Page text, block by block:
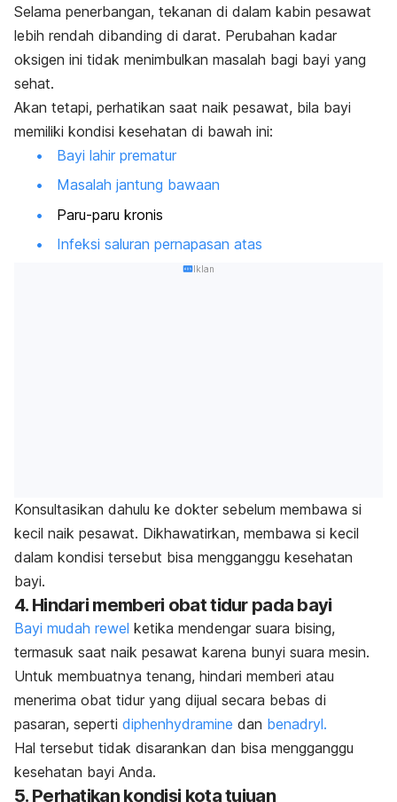
Selama penerbangan, tekanan di dalam kabin pesawat
lebih rendah dibanding di darat. Perubahan kadar
oksigen ini tidak menimbulkan masalah bagi bayi yang
sehat.
Akan tetapi, perhatikan saat naik pesawat, bila bayi
memiliki kondisi kesehatan di bawah ini:
Bayi lahir prematur
Masalah jantung bawaan
Paru-paru kronis
Infeksi saluran pernapasan atas
Iklan
Konsultasikan dahulu ke dokter sebelum membawa si
kecil naik pesawat. Dikhawatirkan, membawa si kecil
dalam kondisi tersebut bisa mengganggu kesehatan
bayi.
4. Hindari memberi obat tidur pada bayi
Bayi mudah rewel ketika mendengar suara bising,
termasuk saat naik pesawat karena bunyi suara mesin.
Untuk membuatnya tenang, hindari memberi atau
menerima obat tidur yang dijual secara bebas di
pasaran, seperti diphenhydramine dan benadryl.
Hal tersebut tidak disarankan dan bisa mengganggu
kesehatan bayi Anda.
5. Perhatikan kondisi kota tujuan